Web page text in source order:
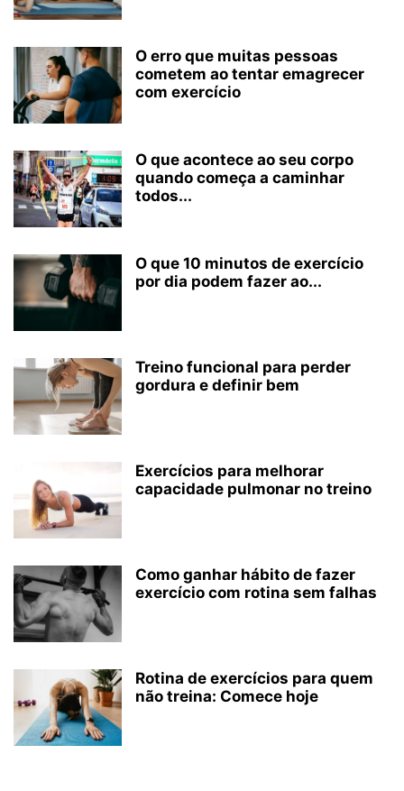
O erro que muitas pessoas
cometem ao tentar emagrecer
com exercício
O que acontece ao seu corpo
quando começa a caminhar
todos...
O que 10 minutos de exercício
por dia podem fazer ao...
Treino funcional para perder
gordura e definir bem
Exercícios para melhorar
capacidade pulmonar no treino
Como ganhar hábito de fazer
exercício com rotina sem falhas
Rotina de exercícios para quem
não treina: Comece hoje